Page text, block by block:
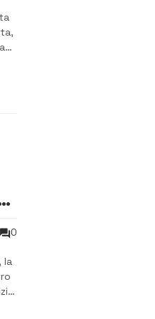
0
la